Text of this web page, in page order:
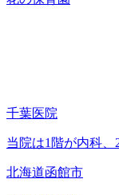
千葉医院
当院は1階が内科、
北海道函館市